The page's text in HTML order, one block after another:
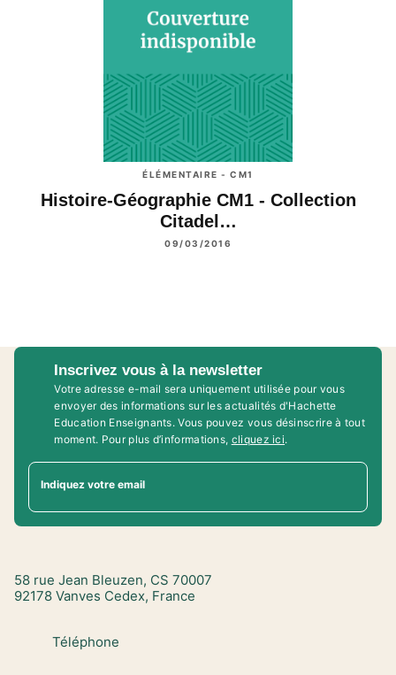
ÉLÉMENTAIRE - CM1
Histoire-Géographie CM1 - Collection
Citadel…
09/03/2016
Inscrivez vous à la newsletter
Votre adresse e-mail sera uniquement utilisée pour vous
envoyer des informations sur les actualités d'Hachette
Education Enseignants. Vous pouvez vous désinscrire à tout
moment. Pour plus d’informations, cliquez ici.
Indiquez votre email
58 rue Jean Bleuzen, CS 70007
92178 Vanves Cedex, France
Téléphone